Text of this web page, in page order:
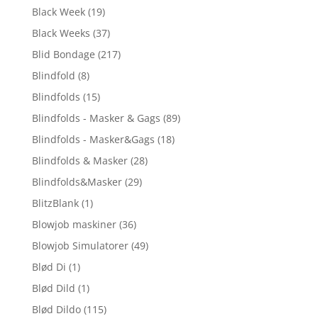
Black Week (19)
Black Weeks (37)
Blid Bondage (217)
Blindfold (8)
Blindfolds (15)
Blindfolds - Masker & Gags (89)
Blindfolds - Masker&Gags (18)
Blindfolds & Masker (28)
Blindfolds&Masker (29)
BlitzBlank (1)
Blowjob maskiner (36)
Blowjob Simulatorer (49)
Blød Di (1)
Blød Dild (1)
Blød Dildo (115)